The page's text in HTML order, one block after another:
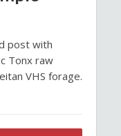
post with
Tonx raw
VHS forage.